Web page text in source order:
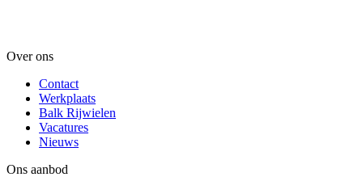
Over ons
Contact
Werkplaats
Balk Rijwielen
Vacatures
Nieuws
Ons aanbod